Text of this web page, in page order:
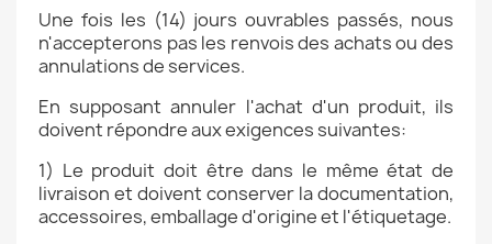
Une fois les (14) jours ouvrables passés, nous
n'accepterons pas les renvois des achats ou des
annulations de services.
En supposant annuler l'achat d'un produit, ils
doivent répondre aux exigences suivantes:
1) Le produit doit être dans le même état de
livraison et doivent conserver la documentation,
accessoires, emballage d'origine et l'étiquetage.